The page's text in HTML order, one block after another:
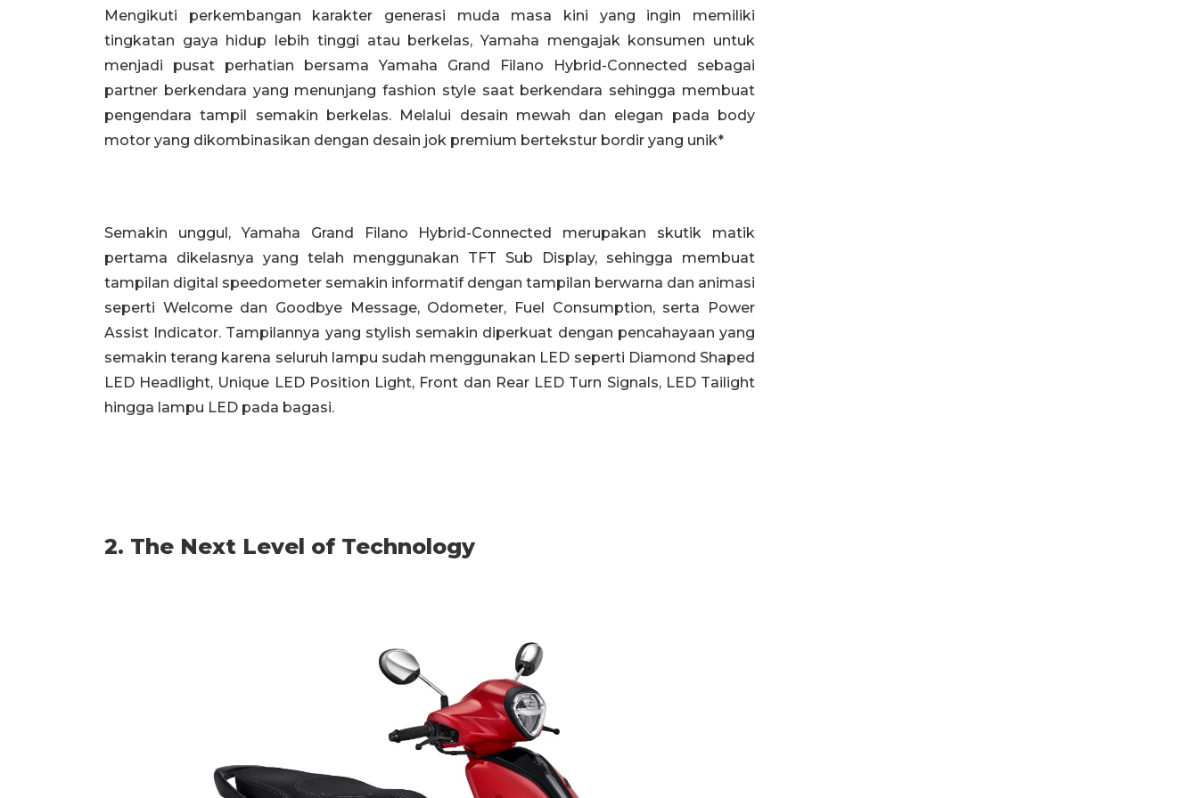
Mengikuti perkembangan karakter generasi muda masa kini yang ingin memiliki
tingkatan gaya hidup lebih tinggi atau berkelas, Yamaha mengajak konsumen untuk
menjadi pusat perhatian bersama Yamaha Grand Filano Hybrid-Connected sebagai
partner berkendara yang menunjang fashion style saat berkendara sehingga membuat
pengendara tampil semakin berkelas. Melalui desain mewah dan elegan pada body
motor yang dikombinasikan dengan desain jok premium bertekstur bordir yang unik*
Semakin unggul, Yamaha Grand Filano Hybrid-Connected merupakan skutik matik
pertama dikelasnya yang telah menggunakan TFT Sub Display, sehingga membuat
tampilan digital speedometer semakin informatif dengan tampilan berwarna dan animasi
seperti Welcome dan Goodbye Message, Odometer, Fuel Consumption, serta Power
Assist Indicator. Tampilannya yang stylish semakin diperkuat dengan pencahayaan yang
semakin terang karena seluruh lampu sudah menggunakan LED seperti Diamond Shaped
LED Headlight, Unique LED Position Light, Front dan Rear LED Turn Signals, LED Tailight
hingga lampu LED pada bagasi.
2. The Next Level of Technology